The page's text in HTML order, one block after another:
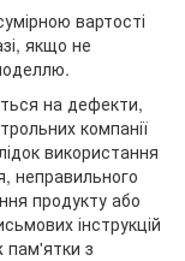
вартості
якщо не
на дефекти,
компанії
використання
неправильного
продукту або
інструкцій
пам'ятки з